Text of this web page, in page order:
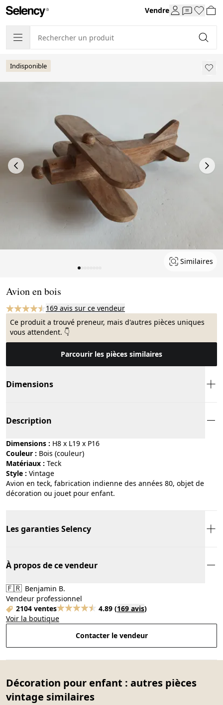
Vendre
Indisponible
Similaires
Avion en bois
169 avis sur ce vendeur
Ce produit a trouvé preneur, mais d'autres pièces uniques
vous attendent. 👇
Parcourir les pièces similaires
Dimensions
Description
Dimensions : H8 x L19 x P16
Couleur :
bois (couleur)
Matériaux :
teck
Style :
vintage
Avion en teck, fabrication indienne des années 80, objet de
décoration ou jouet pour enfant.
Les garanties Selency
À propos de ce vendeur
🇫🇷 Benjamin B.
Vendeur professionnel
2104 ventes
4.89 (169 avis)
Voir la boutique
Contacter le vendeur
Décoration pour enfant : autres pièces
vintage similaires